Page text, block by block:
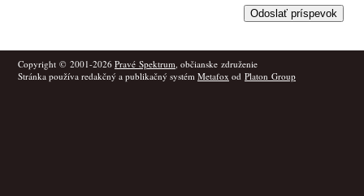
Copyright © 2001-2026 Pravé Spektrum, občianske združenie
Stránka používa redakčný a publikačný systém Metafox od Platon Group